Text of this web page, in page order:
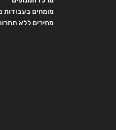
מומחים בעבודות
מחירים ללא